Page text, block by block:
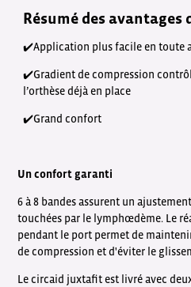
Résumé des avantages
✔️Application plus facile en toute
✔️Gradient de compression
l’orthèse déjà en place
✔️Grand confort
Un confort garanti
6 à 8 bandes assurent un
touchées par le lymphœdème. Le
pendant le port permet de
de compression et d'éviter le
Le circaid juxtafit est livré avec